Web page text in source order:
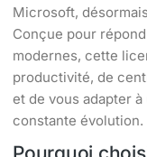
Microsoft,
Conçue pour
modernes, cette
productivité, de
et de vous adapter
constante évolution.